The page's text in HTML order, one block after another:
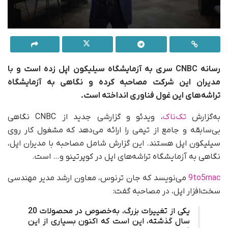
رسانه CNBC سری به آزمایشگاه سیلیکون اپل زده است و با
مدیران این شرکت مصاحبه کرده و نگاهی به آزمایشگاه
تراشه‌های این غول فناوری انداخته است.
به‌گزارش تک‌ناک
، ویدئو و گزارشی جدید از CNBC نگاهی
بی‌سابقه و جامع از تیمی را ارائه می‌دهد که مشغول کار روی
سیلیکون اپل هستند. این گزارش شامل مصاحبه‌ با مدیران اپل،
نگاهی به آزمایشگاه تراشه‌های اپل در کوپرتینو و… است.
9to5mac می‌نویسد که جان ترنوس، معاون ارشد مدیر مهندسی
سخت‌افزار اپل، در مصاحبه گفت:
یکی از تغییرات بزرگ، به‌خصوص در محصولات 20
سال گذشته، این است که اکنون بسیاری از این